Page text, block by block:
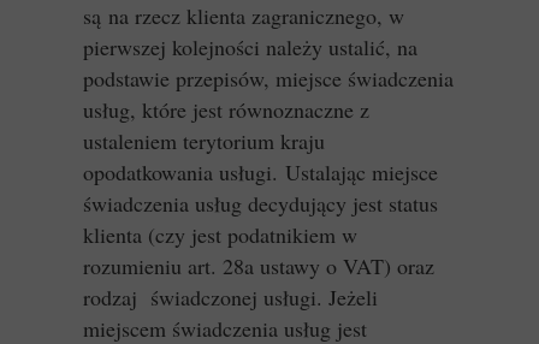
są na rzecz klienta zagranicznego, w
pierwszej kolejności należy ustalić, na
podstawie przepisów, miejsce świadczenia
usług, które jest równoznaczne z
ustaleniem terytorium kraju
opodatkowania usługi. Ustalając miejsce
świadczenia usług decydujący jest status
klienta (czy jest podatnikiem w
rozumieniu art. 28a ustawy o VAT) oraz
rodzaj świadczonej usługi. Jeżeli
miejscem świadczenia usług jest